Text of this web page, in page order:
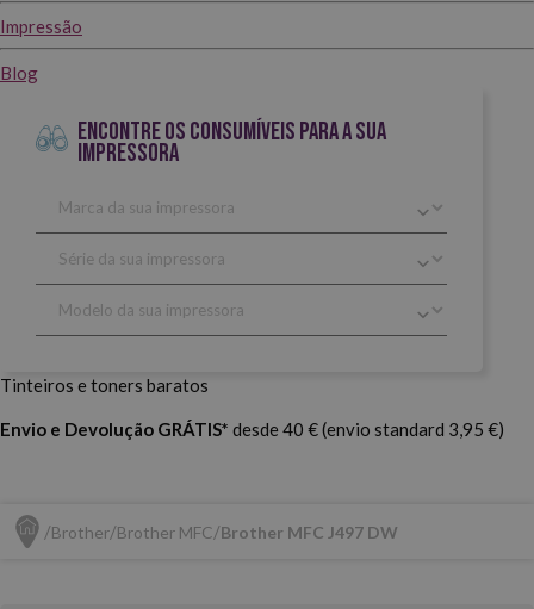
Impressão
Blog
ENCONTRE OS CONSUMÍVEIS PARA A SUA
IMPRESSORA
Tinteiros e toners baratos
Envio e Devolução GRÁTIS* desde 40 € (envio standard 3,95 €)
Brother Brother MFC Brother MFC J497 DW